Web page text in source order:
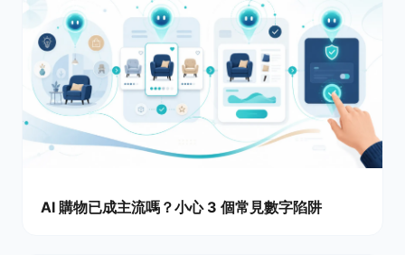
AI 購物已成主流嗎？小心 3 個常見數字陷阱